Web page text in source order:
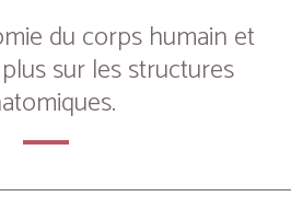
du corps humain et
sur les structures